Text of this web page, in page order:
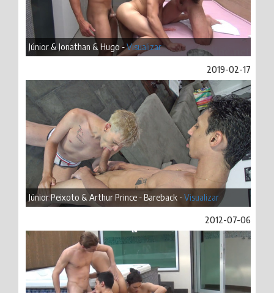
Júnior & Jonathan & Hugo -Visualizar
2019-02-17
Júnior Peixoto & Arthur Prince - Bareback -Visualizar
2012-07-06